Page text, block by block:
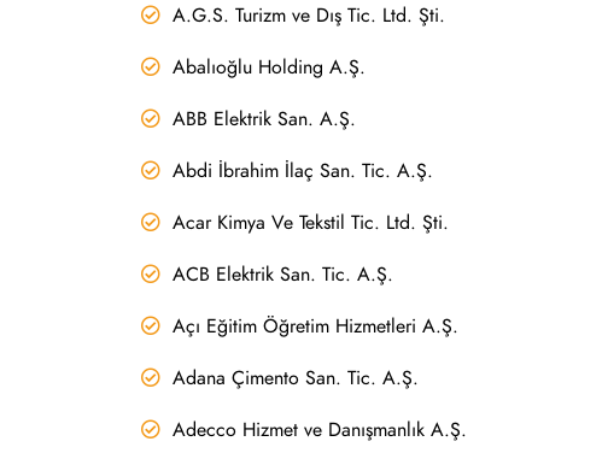
A.G.S. Turizm ve Dış Tic. Ltd. Şti.
Abalıoğlu Holding A.Ş.
ABB Elektrik San. A.Ş.
Abdi İbrahim İlaç San. Tic. A.Ş.
Acar Kimya Ve Tekstil Tic. Ltd. Şti.
ACB Elektrik San. Tic. A.Ş.
Açı Eğitim Öğretim Hizmetleri A.Ş.
Adana Çimento San. Tic. A.Ş.
Adecco Hizmet ve Danışmanlık A.Ş.